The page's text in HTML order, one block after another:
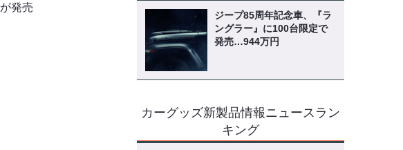
発売
ジープ85周年記念車、『ラ
ングラー』に100台限定で
発売…944万円
カーグッズ新製品情報ニュースラン
キング